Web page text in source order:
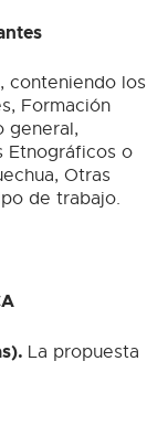
conteniendo los
Formación
general,
Etnográficos o
Otras
de trabajo.
La propuesta